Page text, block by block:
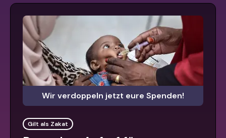
Wir verdoppeln jetzt eure Spenden!
Gilt als Zakat